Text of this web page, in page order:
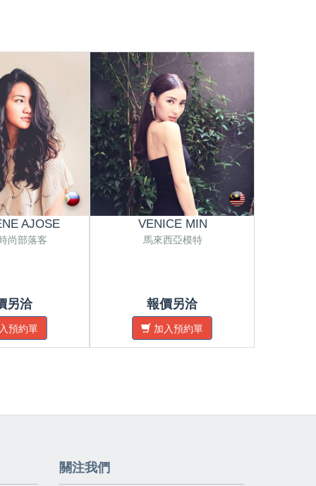
AJOSE
尚部落客
另洽
預約單
VENICE MIN
馬來西亞模特
報價另洽
加入預約單
關注我們